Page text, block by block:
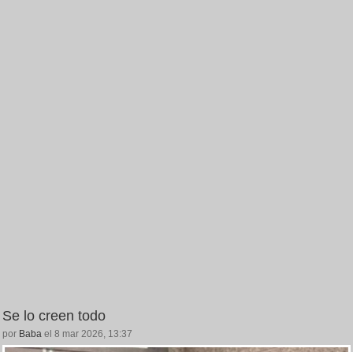
Se lo creen todo
por Baba el 8 mar 2026, 13:37